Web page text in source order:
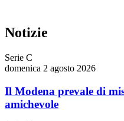
Notizie
Serie C
domenica 2 agosto 2026
Il Modena prevale di
amichevole